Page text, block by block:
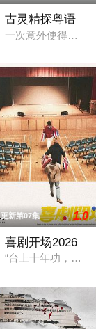
，这班人不改之
荒废朝政，民不聊
古灵精探粤语
一次意外使得干探
現混亂，客運
，突遇全球系統故
更新第07集 1.0
喜剧开场2026
“台上十年功，台